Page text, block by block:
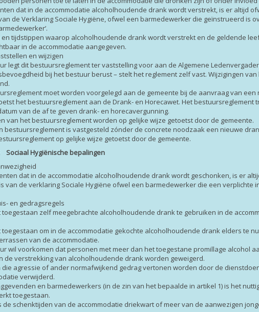
dat in de accommodatie alcoholhoudende drank wordt verstrekt, is er altijd
de Verklaring Sociale Hygiëne, ofwel een barmedewerker die geïnstrueerd is
en tijdstippen waarop alcoholhoudende drank wordt verstrekt en de geldende
in de accommodatie aangegeven.
en wijzigen
legt dit bestuursreglement ter vaststelling voor aan de Algemene
bij het bestuur berust – stelt het reglement zelf vast. Wijzigingen
moet worden voorgelegd aan de gemeente bij de aanvraag van
het bestuursreglement aan de Drank- en Horecawet. Het bestuursreglement
van de af te geven drank- en horecavergunning.
van het bestuursreglement worden op gelijke wijze getoetst door de gemeente.
bestuursreglement is vastgesteld zónder de concrete noodzaak een nieuwe
op gelijke wijze getoetst door de gemeente.
Sociaal Hygiënische bepalingen
dat in de accommodatie alcoholhoudende drank wordt geschonken, is er
van de verklaring Sociale Hygiëne ofwel een barmedewerker die een
en gedragsregels
toegestaan zelf meegebrachte alcoholhoudende drank te gebruiken in de
toegestaan om in de accommodatie gekochte alcoholhoudende drank elders te
van de accommodatie.
wil voorkomen dat personen met meer dan het toegestane promillage alcohol
de verstrekking van alcoholhoudende drank worden geweigerd.
die agressie of ander normafwijkend gedrag vertonen worden door de
verwijderd.
en barmedewerkers (in de zin van het bepaalde in artikel 1) is het
toegestaan.
de schenktijden van de accommodatie driekwart of meer van de aanwezigen